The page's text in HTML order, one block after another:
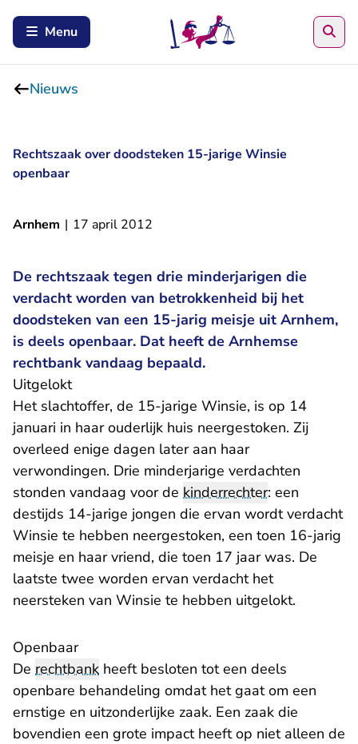
Menu
Nieuws
Rechtszaak over doodsteken 15-jarige Winsie
openbaar
Arnhem | 17 april 2012
De rechtszaak tegen drie minderjarigen die
verdacht worden van betrokkenheid bij het
doodsteken van een 15-jarig meisje uit Arnhem,
is deels openbaar. Dat heeft de Arnhemse
rechtbank vandaag bepaald.
Uitgelokt
Het slachtoffer, de 15-jarige Winsie, is op 14
januari in haar ouderlijk huis neergestoken. Zij
overleed enige dagen later aan haar
verwondingen. Drie minderjarige verdachten
stonden vandaag voor de kinderrechter: een
destijds 14-jarige jongen die ervan wordt verdacht
Winsie te hebben neergestoken, een toen 16-jarig
meisje en haar vriend, die toen 17 jaar was. De
laatste twee worden ervan verdacht het
neersteken van Winsie te hebben uitgelokt.
Openbaar
De rechtbank heeft besloten tot een deels
openbare behandeling omdat het gaat om een
ernstige en uitzonderlijke zaak. Een zaak die
bovendien een grote impact heeft op niet alleen de